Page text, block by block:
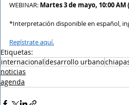
WEBINAR: Martes 3 de mayo, 10:00
*Interpretación disponible en español,
Regístrate aquí.
Etiquetas:
internacionaldesarrollo urbano
noticias
agenda